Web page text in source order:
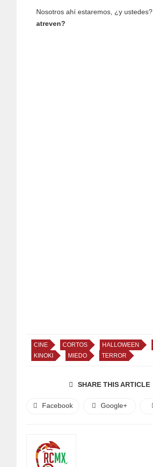
Nosotros ahí estaremos, ¿y ustedes?
atreven?
CINE CORTOS HALLOWEEN
KINOKI
MIEDO TERROR
SHARE THIS ARTICLE
Facebook Google+